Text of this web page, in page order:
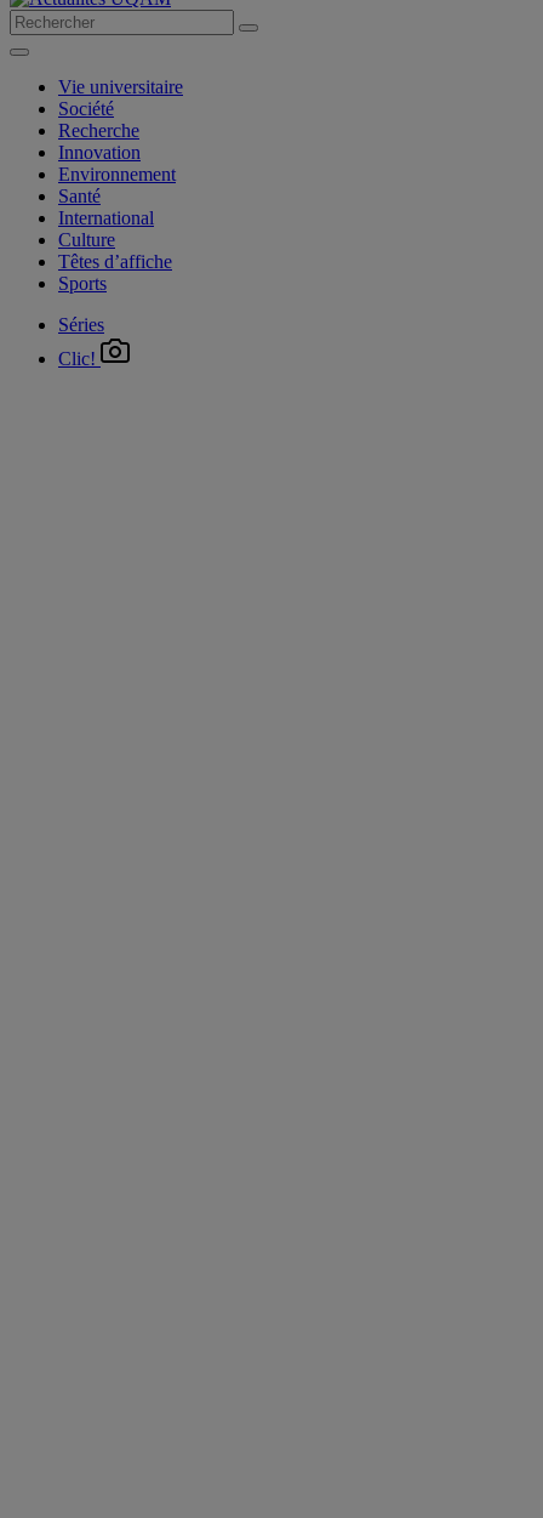
Vie universitaire
Société
Recherche
Innovation
Environnement
Santé
International
Culture
Têtes d’affiche
Sports
Séries
Clic!